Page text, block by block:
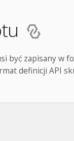
być zapisany w
definicji API